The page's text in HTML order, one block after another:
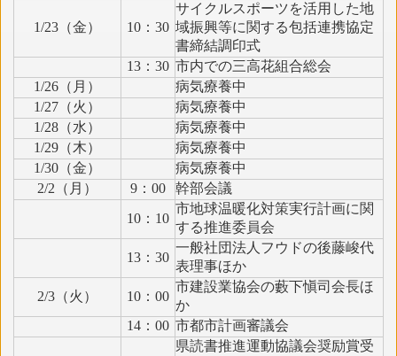
1/23（金） 10：30
サイクルスポーツを活用した地
域振興等に関する包括連携協定
書締結調印式
13：30 市内での三高花組合総会
1/26（月）
病気療養中
1/27（火）
病気療養中
1/28（水）
病気療養中
1/29（木）
病気療養中
1/30（金）
病気療養中
2/2（月）
9：00
幹部会議
10：10
市地球温暖化対策実行計画に関
する推進委員会
13：30
一般社団法人フウドの後藤峻代
表理事ほか
2/3（火）
10：00
市建設業協会の藪下愼司会長ほ
か
14：00 市都市計画審議会
県読書推進運動協議会奨励賞受